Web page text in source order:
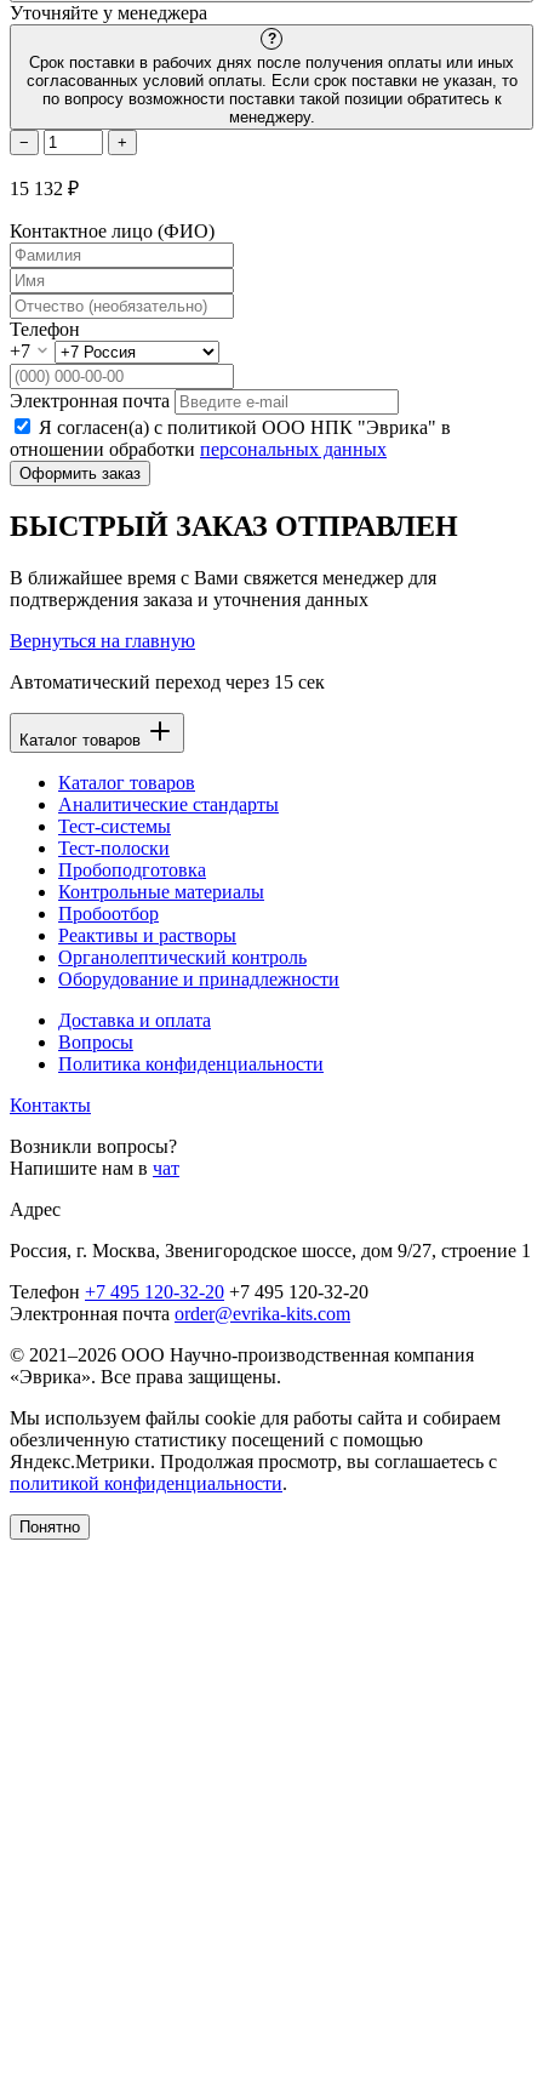
Уточняйте у менеджера
?
Срок поставки в рабочих днях после получения оплаты или иных
согласованных условий оплаты. Если срок поставки не указан, то
по вопросу возможности поставки такой позиции обратитесь к
менеджеру.
−
+
15 132 ₽
Контактное лицо (ФИО)
Телефон
+7
Электронная почта
Я согласен(а) с политикой ООО НПК "Эврика" в
отношении обработки персональных данных
Оформить заказ
БЫСТРЫЙ ЗАКАЗ ОТПРАВЛЕН
В ближайшее время с Вами свяжется менеджер для
подтверждения заказа и уточнения данных
Вернуться на главную
Автоматический переход через 15 сек
Каталог товаров
Каталог товаров
Аналитические стандарты
Тест-системы
Тест-полоски
Пробоподготовка
Контрольные материалы
Пробоотбор
Реактивы и растворы
Органолептический контроль
Оборудование и принадлежности
Доставка и оплата
Вопросы
Политика конфиденциальности
Контакты
Возникли вопросы?
Напишите нам в чат
Адрес
Россия, г. Москва, Звенигородское шоссе, дом 9/27, строение 1
Телефон +7 495 120-32-20 +7 495 120-32-20
Электронная почта order@evrika-kits.com
© 2021–2026 ООО Научно-производственная компания
«Эврика». Все права защищены.
Мы используем файлы cookie для работы сайта и собираем
обезличенную статистику посещений с помощью
Яндекс.Метрики. Продолжая просмотр, вы соглашаетесь с
политикой конфиденциальности.
Понятно